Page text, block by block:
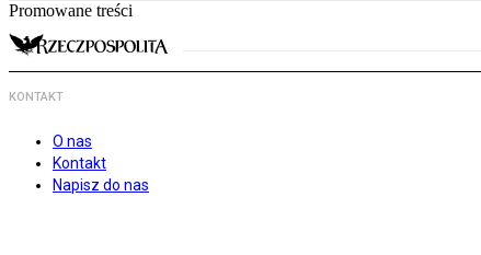
Promowane treści
KONTAKT
O nas
Kontakt
Napisz do nas